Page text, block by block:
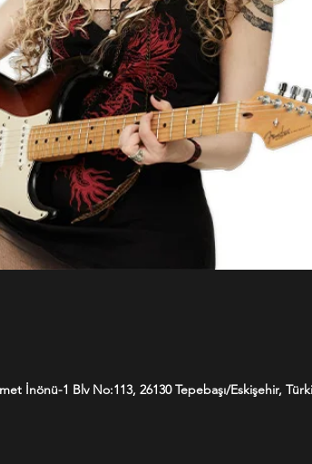
İnönü-1 Blv No:113, 26130 Tepebaşı/Eskişehir,